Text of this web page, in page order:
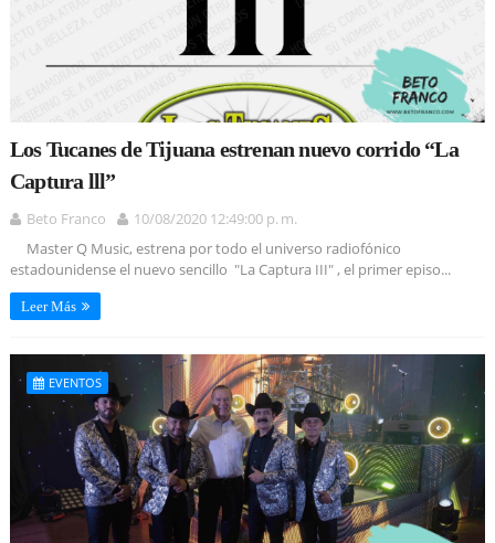
Los Tucanes de Tijuana estrenan nuevo corrido “La
Captura lll”
Beto Franco
10/08/2020 12:49:00 p. m.
Master Q Music, estrena por todo el universo radiofónico
estadounidense el nuevo sencillo "La Captura III" , el primer episo...
Leer Más
EVENTOS